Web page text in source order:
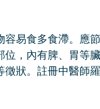
易食多食滯。應
，內有脾、胃等
狀。註冊中醫師